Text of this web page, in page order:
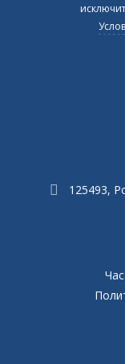
125493,